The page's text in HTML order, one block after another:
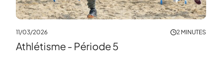
11/03/2026 2 MINUTES
Athlétisme - Période 5